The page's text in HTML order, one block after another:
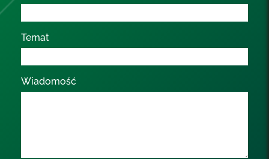
Temat
Wiadomość